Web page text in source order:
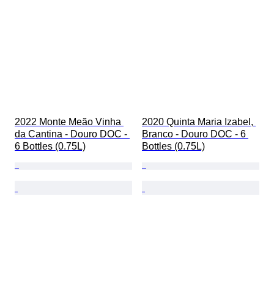
2022 Monte Meão Vinha
da Cantina - Douro DOC -
6 Bottles (0.75L)
2020 Quinta Maria Izabel,
Branco - Douro DOC - 6
Bottles (0.75L)